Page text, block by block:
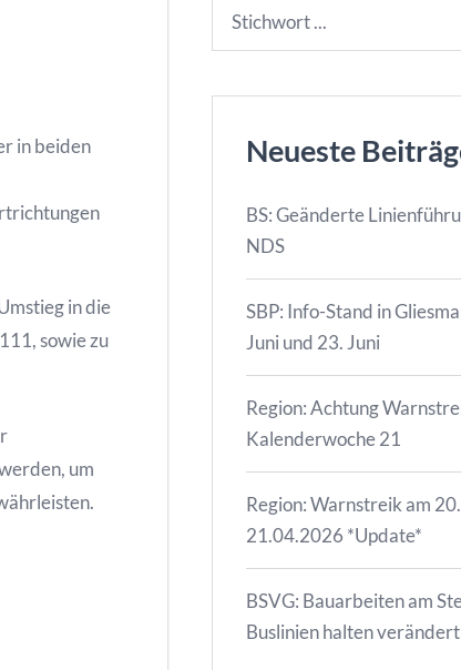
in beiden
in die
sowie zu
um
Neueste
BS: Geänderte
NDS
SBP: Info-Stand in
Juni und 23. Juni
Region: Achtung
Kalenderwoche 21
Region: Warnstreik am
21.04.2026 *Update*
BSVG: Bauarbeiten am
Buslinien halten verändert